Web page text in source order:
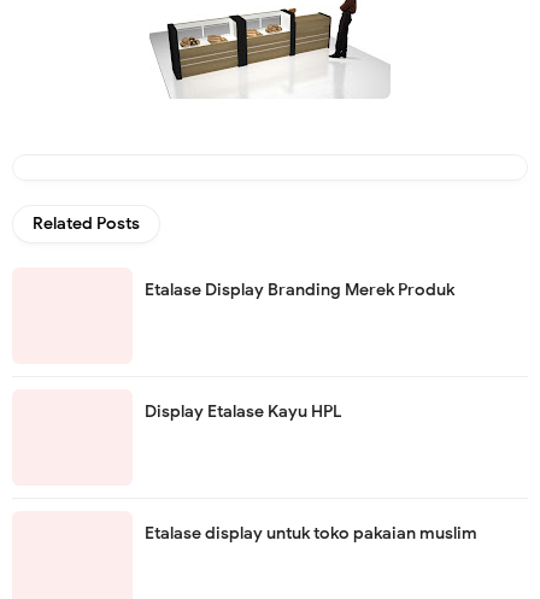
Related Posts
Etalase Display Branding Merek Produk
Display Etalase Kayu HPL
Etalase display untuk toko pakaian muslim